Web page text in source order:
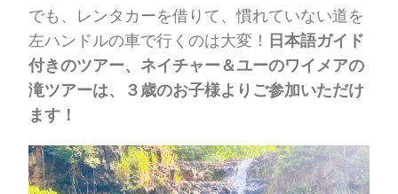
でも、レンタカーを借りて、慣れていない道を
左ハンドルの車で行くのは大変！ 日本語ガイド
付きのツアー、ネイチャー＆ユーのワイメアの
滝ツアーは、３歳のお子様よりご参加いただけ
ます！